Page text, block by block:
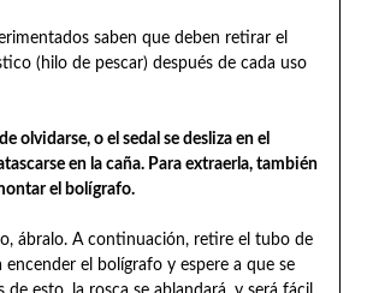
saben que deben retirar el
(hilo de pescar) después de cada uso
olvidarse, o el sedal se desliza en el
en la caña. Para extraerla, también
el bolígrafo.
ábralo. A continuación, retire el tubo de
encender el bolígrafo y espere a que se